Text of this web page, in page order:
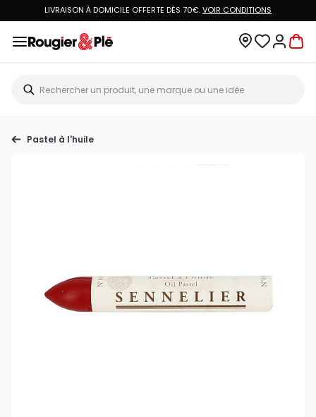
LIVRAISON À DOMICILE OFFERTE DÈS 70€.VOIR CONDITIONS
Pastel à l'huile